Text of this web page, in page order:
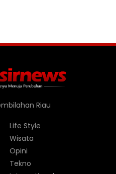
Riau
Life Style
Wisata
Opini
Tekno